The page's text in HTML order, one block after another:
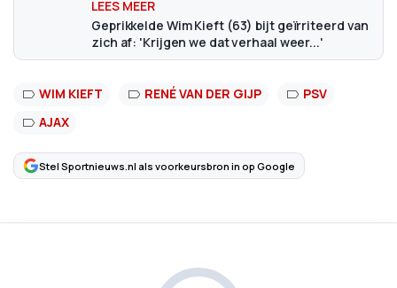
Geprikkelde Wim Kieft (63) bijt geïrriteerd van
zich af: 'Krijgen we dat verhaal weer...'
WIM KIEFT RENÉ VAN DER GIJP
PSV
AJAX
Stel Sportnieuws.nl als voorkeursbron in op Google